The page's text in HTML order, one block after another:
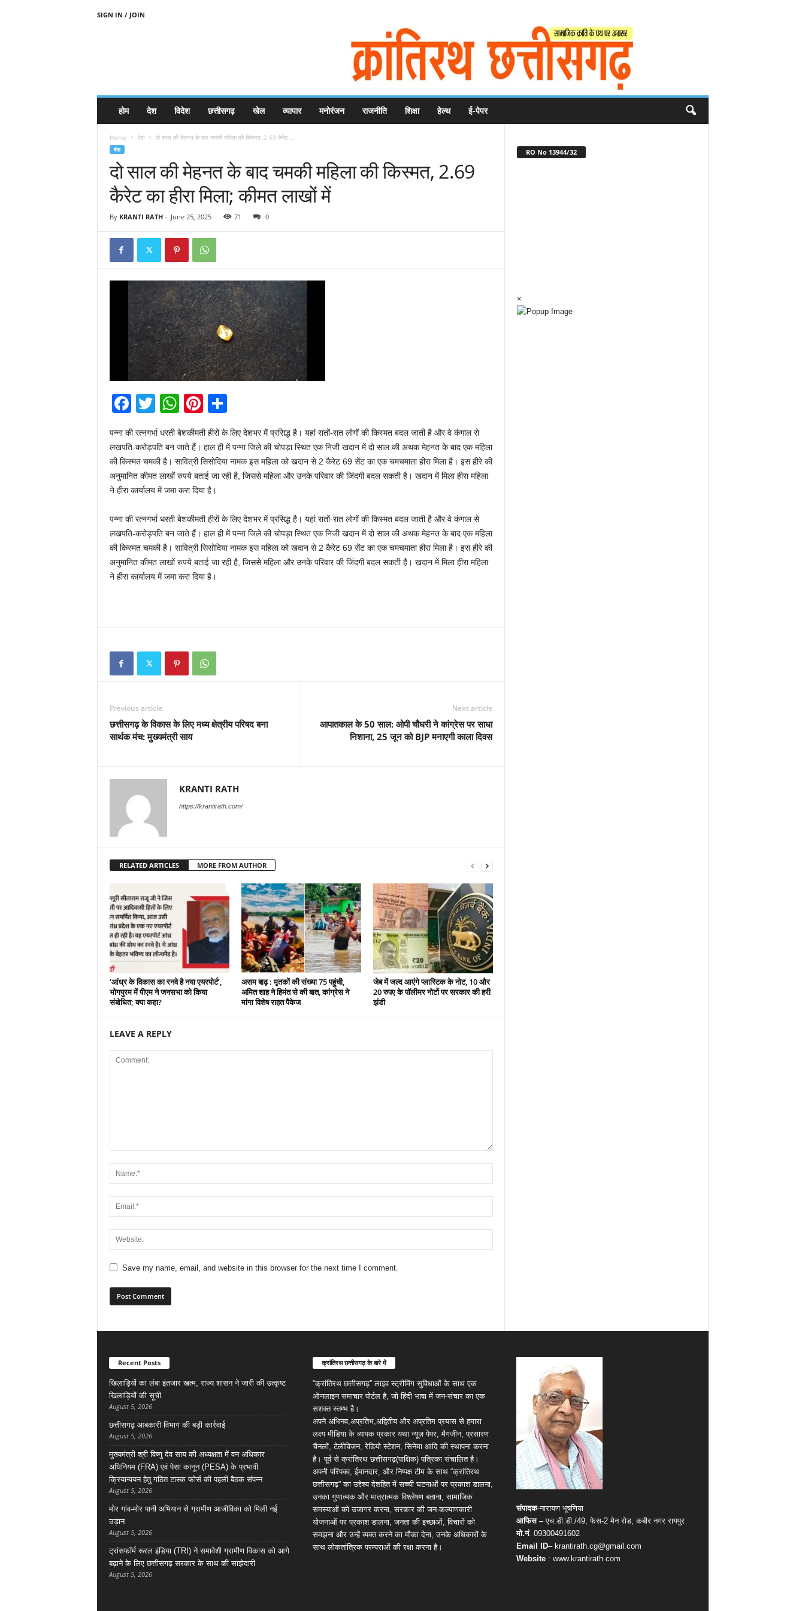
SIGN IN / JOIN
होम देश विदेश छत्तीसगढ़ खेल व्यापार मनोरंजन राजनीति शिक्षा हेल्थ ई-पेपर
Home देश दो साल की मेहनत के बाद चमकी महिला की किस्मत, 2.69 कैरेट...
देश
दो साल की मेहनत के बाद चमकी महिला की किस्मत, 2.69
कैरेट का हीरा मिला; कीमत लाखों में
By KRANTI RATH- June 25, 2025 71 0
F
c
e
b
o
o
k
T
wi
tt
er
W
h
at
s
A
p
p
Pi
nt
er
e
st
h
ar
e
पन्ना की रत्नगर्भा धरती बेशकीमती हीरों के लिए देशभर में प्रसिद्ध है। यहां रातों-रात लोगों की किस्मत बदल जाती है और वे कंगाल से
लखपति-करोड़पति बन जाते हैं। हाल ही में पन्ना जिले की चोपड़ा स्थित एक निजी खदान में दो साल की अथक मेहनत के बाद एक महिला
की किस्मत चमकी है। सावित्री सिसोदिया नामक इस महिला को खदान से 2 कैरेट 69 सेंट का एक चमचमाता हीरा मिला है। इस हीरे की
अनुमानित कीमत लाखों रुपये बताई जा रही है, जिससे महिला और उनके परिवार की जिंदगी बदल सकती है। खदान में मिला हीरा महिला
ने हीरा कार्यालय में जमा करा दिया है।
पन्ना की रत्नगर्भा धरती बेशकीमती हीरों के लिए देशभर में प्रसिद्ध है। यहां रातों-रात लोगों की किस्मत बदल जाती है और वे कंगाल से
लखपति-करोड़पति बन जाते हैं। हाल ही में पन्ना जिले की चोपड़ा स्थित एक निजी खदान में दो साल की अथक मेहनत के बाद एक महिला
की किस्मत चमकी है। सावित्री सिसोदिया नामक इस महिला को खदान से 2 कैरेट 69 सेंट का एक चमचमाता हीरा मिला है। इस हीरे की
अनुमानित कीमत लाखों रुपये बताई जा रही है, जिससे महिला और उनके परिवार की जिंदगी बदल सकती है। खदान में मिला हीरा महिला
ने हीरा कार्यालय में जमा करा दिया है।
Previous article
छत्तीसगढ़ के विकास के लिए मध्य क्षेत्रीय परिषद बना
सार्थक मंच: मुख्यमंत्री साय
Next article
आपातकाल के 50 साल: ओपी चौधरी ने कांग्रेस पर साधा
निशाना, 25 जून को BJP मनाएगी काला दिवस
KRANTI RATH
https://krantirath.com/
RELATED ARTICLES MORE FROM AUTHOR
‘आंध्र के विकास का रनवे है नया एयरपोर्ट’,
भोगपुरम में पीएम ने जनसभा को किया
संबोधित; क्या कहा?
असम बाढ़ : मृतकों की संख्या 75 पहुंची,
अमित शाह ने हिमंत से की बात, कांग्रेस ने
मांगा विशेष राहत पैकेज
जेब में जल्द आएंगे प्लास्टिक के नोट, 10 और
20 रुपए के पॉलीमर नोटों पर सरकार की हरी
झंडी
LEAVE A REPLY
Save my name, email, and website in this browser for the next time I comment.
RO No 13944/32
×
Recent Posts
खिलाड़ियों का लंबा इंतजार खत्म, राज्य शासन ने जारी की उत्कृष्ट
खिलाड़ियों की सूची
August 5, 2026
छत्तीसगढ़ आबकारी विभाग की बड़ी कार्रवाई
August 5, 2026
मुख्यमंत्री श्री विष्णु देव साय की अध्यक्षता में वन अधिकार
अधिनियम (FRA) एवं पेसा कानून (PESA) के प्रभावी
क्रियान्वयन हेतु गठित टास्क फोर्स की पहली बैठक संपन्न
August 5, 2026
मोर गांव-मोर पानी अभियान से ग्रामीण आजीविका को मिली नई
उड़ान
August 5, 2026
ट्रांसफॉर्म रूरल इंडिया (TRI) ने समावेशी ग्रामीण विकास को आगे
बढ़ाने के लिए छत्तीसगढ़ सरकार के साथ की साझेदारी
August 5, 2026
क्रांतिरथ छत्तीसगढ़ के बारे में
“क्रांतिरथ छत्तीसगढ़” लाइव स्ट्रीमिंग सुविधाओं के साथ एक
ऑनलाइन समाचार पोर्टल है, जो हिंदी भाषा में जन-संचार का एक
सशक्त स्तम्भ है।
अपने अभिनव,अप्रतिभ,अद्वितीय और अप्रतिम प्रयास से हमारा
लक्ष्य मीडिया के व्यापक प्रकार यथा न्यूज़ पेपर, मैगजीन, प्रसारण
चैनलों, टेलीविजन, रेडियो स्टेशन, सिनेमा आदि की स्थापना करना
है। पूर्व से क्रांतिरथ छत्तीसगढ़(पाक्षिक) पत्रिका संचालित है।
अपनी परिपक्व, ईमानदार, और निष्पक्ष टीम के साथ “क्रांतिरथ
छत्तीसगढ़” का उद्देश्य देशहित में सच्ची घटनाओं पर प्रकाश डालना,
उनका गुणात्मक और मात्रात्मक विश्लेषण बताना, सामाजिक
समस्याओं को उजागर करना, सरकार की जन-कल्याणकारी
योजनाओं पर प्रकाश डालना, जनता की इच्छाओं, विचारों को
समझना और उन्हें व्यक्त करने का मौका देना, उनके अधिकारों के
साथ लोकतांत्रिक परम्पराओं की रक्षा करना है।
संपादक-नारायण भूषणिया
आफिस –एच.डी.डी./49, फेस-2 मेन रोड, कबीर नगर रायपुर
मो.नं. 09300491602
Email ID– krantirath.cg@gmail.com
Website: www.krantirath.com